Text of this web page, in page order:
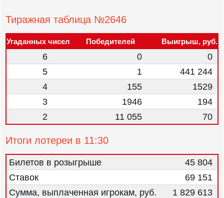
Тиражная таблица №2646
Угаданных чисел Победителей Выигрыш, руб.
6 0
0
5
1
441 244
4
155
1529
3
1946
194
2
11 055 70
Итоги лотереи в 11:30
Билетов в розыгрыше
45 804
Ставок
69 151
Сумма, выплаченная игрокам, руб.
1 829 613